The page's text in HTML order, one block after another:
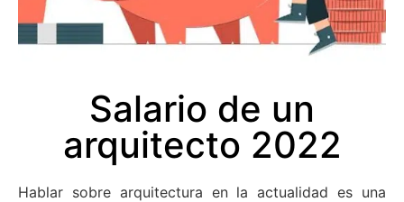
Salario de un
arquitecto 2022
Hablar sobre arquitectura en la actualidad es una